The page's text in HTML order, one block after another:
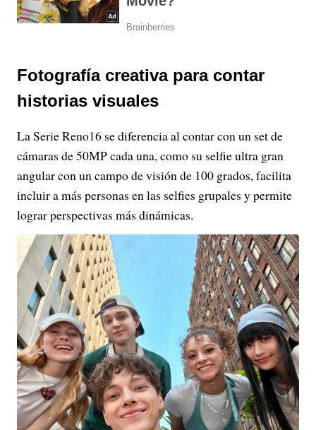
Fotografía creativa para contar
historias visuales
La Serie Reno16 se diferencia al contar con un set de
cámaras de 50MP cada una, como su selfie ultra gran
angular con un campo de visión de 100 grados, facilita
incluir a más personas en las selfies grupales y permite
lograr perspectivas más dinámicas.